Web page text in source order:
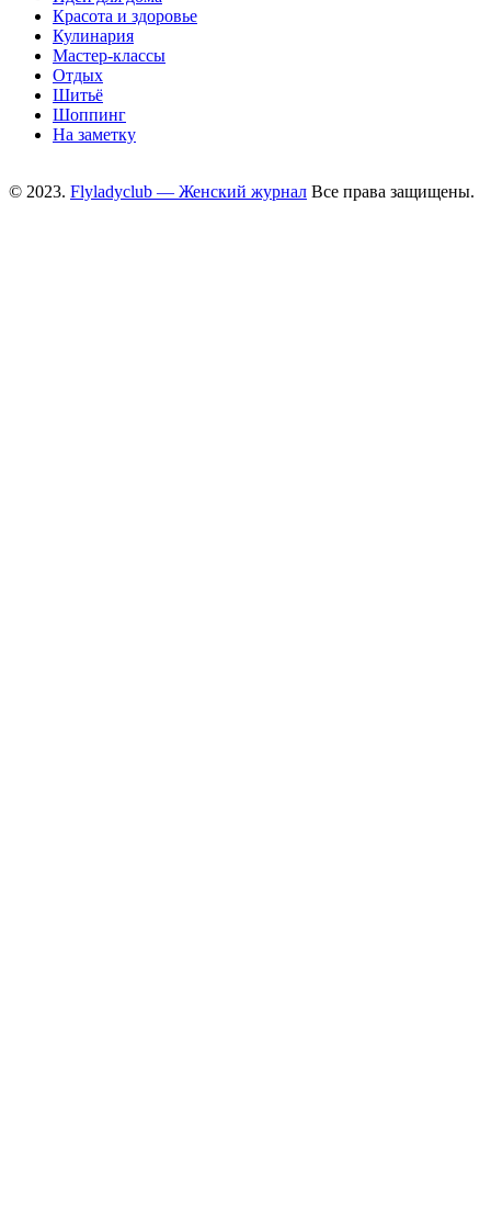
Красота и здоровье
Кулинария
Мастер-классы
Отдых
Шитьё
Шоппинг
На заметку
© 2023. Flyladyclub — Женский журнал Все права защищены.